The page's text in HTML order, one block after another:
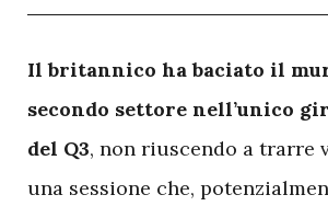
Il britannico ha baciato il
secondo settore nell’unico
del Q3, non riuscendo a trarre
una sessione che,